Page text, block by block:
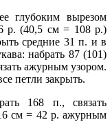
глубоким вырезом
р. (40,5 см = 108 р.)
средние 31 п. и в
набрать 87 (101)
ажурным узором.
петли закрыть.
168 п., связать
см = 42 р. ажурным